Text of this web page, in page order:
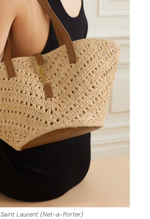
Saint Laurent (Net-a-Porter)